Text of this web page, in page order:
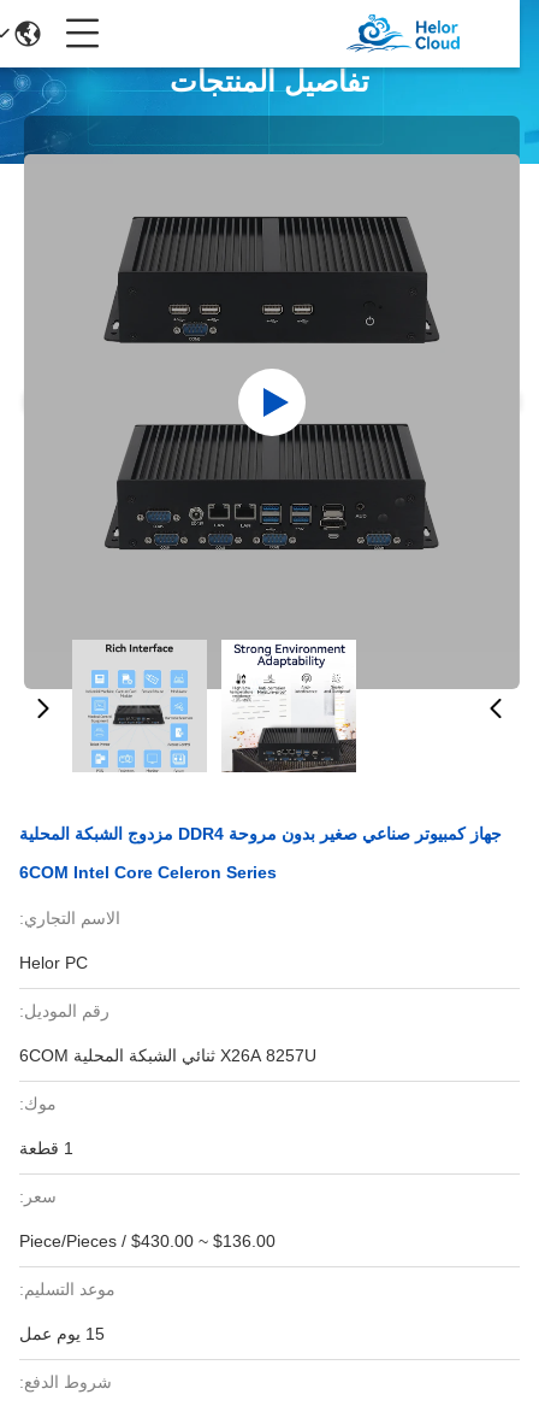
تفاصيل المنتجات
جهاز كمبيوتر صناعي صغير بدون مروحة DDR4 مزدوج الشبكة المحلية
6COM Intel Core Celeron Series
الاسم التجاري:
Helor PC
رقم الموديل:
X26A 8257U ثنائي الشبكة المحلية 6COM
موك:
سعر:
$136.00 ~ $430.00 / Piece/Pieces
موعد التسليم:
15 يوم عمل
شروط الدفع: